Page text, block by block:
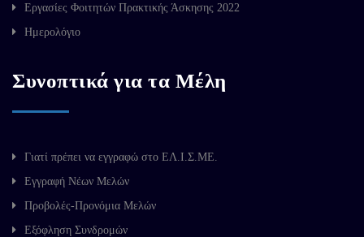
Εργασίες Φοιτητών Πρακτικής Άσκησης 2022
Ημερολόγιο
Συνοπτικά για τα Μέλη
Γιατί πρέπει να εγγραφώ στο ΕΛ.Ι.Σ.ΜΕ.
Εγγραφή Νέων Μελών
Προβολές-Προνόμια Μελών
Εξόφληση Συνδρομών